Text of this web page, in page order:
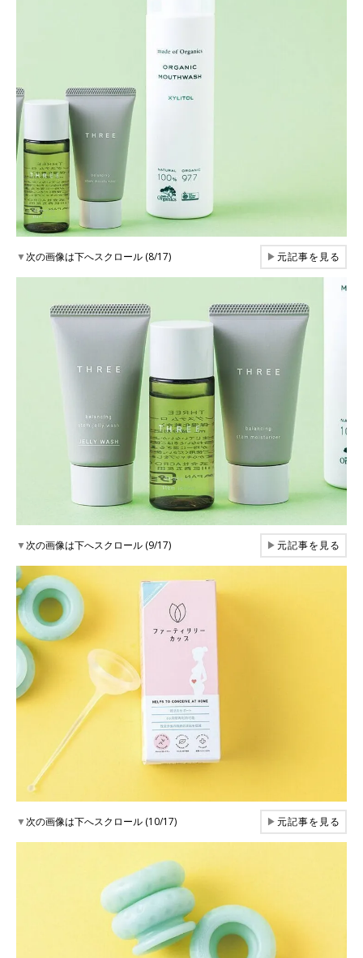
▼次の画像は下へスクロール (8/17) ▶元記事を見る
▼次の画像は下へスクロール (9/17) ▶元記事を見る
▼次の画像は下へスクロール (10/17) ▶元記事を見る